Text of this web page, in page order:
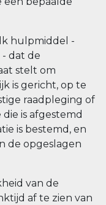
hulpmiddel -
dat de
stelt om
is gericht, op te
raadpleging of
is afgestemd
is bestemd, en
de opgeslagen
van de
af te zien van